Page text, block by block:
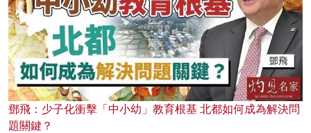
鄧飛：少子化衝擊「中小幼」教育根基 北都如何成為解決問
題關鍵？